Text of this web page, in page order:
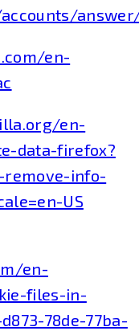
en-
en-
data-firefox?
remove-info-
US
en-
files-in-
78de-77ba-